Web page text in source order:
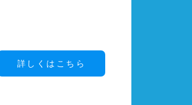
詳しくはこちら